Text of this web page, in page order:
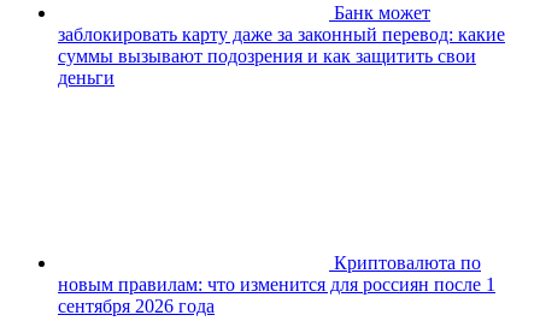
Банк может
заблокировать карту даже за законный перевод: какие
суммы вызывают подозрения и как защитить свои
деньги
Криптовалюта по
новым правилам: что изменится для россиян после 1
сентября 2026 года